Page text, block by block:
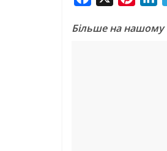
c
n
n
Більше на нашому